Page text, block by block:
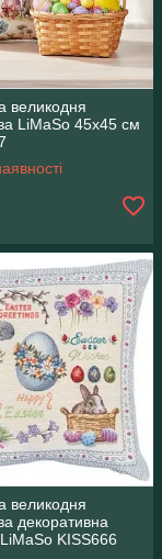
великодня
LiMaSo 45х45 см
великодня
декоративна
KISS666